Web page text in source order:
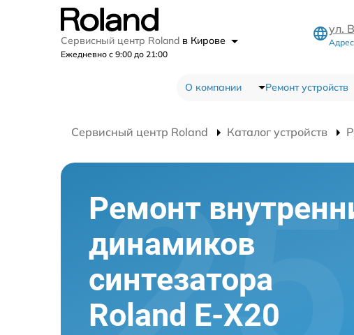
Сервисный центр Roland в Кирове
Ежедневно с 9:00 до 21:00
ул.
О компании Ремонт устройств
Сервисный центр Roland Каталог устройств
Ремонт
динамиков
синтезатора
Roland E-X20